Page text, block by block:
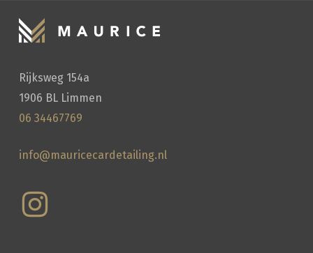
Rijksweg 154a
1906 BL Limmen
06 34467769
info@mauricecardetailing.nl